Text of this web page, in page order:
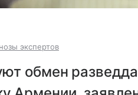
экспертов
обмен